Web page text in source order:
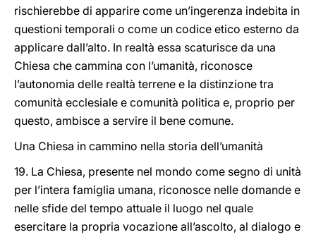
rischierebbe di apparire come un’ingerenza indebita in
questioni temporali o come un codice etico esterno da
applicare dall’alto. In realtà essa scaturisce da una
Chiesa che cammina con l’umanità, riconosce
l’autonomia delle realtà terrene e la distinzione tra
comunità ecclesiale e comunità politica e, proprio per
questo, ambisce a servire il bene comune.
Una Chiesa in cammino nella storia dell’umanità
19. La Chiesa, presente nel mondo come segno di unità
per l’intera famiglia umana, riconosce nelle domande e
nelle sfide del tempo attuale il luogo nel quale
esercitare la propria vocazione all’ascolto, al dialogo e